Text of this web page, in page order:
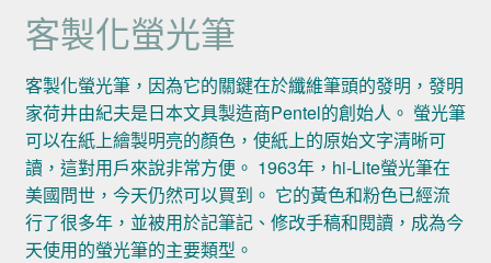
客製化螢光筆
客製化螢光筆，因為它的關鍵在於纖維筆頭的發明，發明
家荷井由紀夫是日本文具製造商Pentel的創始人。 螢光筆
可以在紙上繪製明亮的顏色，使紙上的原始文字清晰可
讀，這對用戶來說非常方便。 1963年，hi-Lite螢光筆在
美國問世，今天仍然可以買到。 它的黃色和粉色已經流
行了很多年，並被用於記筆記、修改手稿和閱讀，成為今
天使用的螢光筆的主要類型。